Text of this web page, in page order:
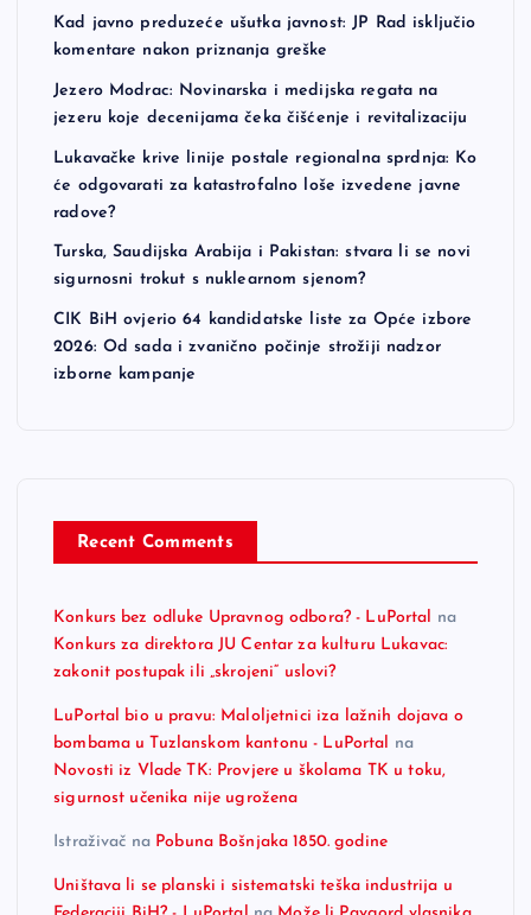
i
n
a
i
o
Kad javno preduzeće ušutka javnost: JP Rad isključio
komentare nakon priznanja greške
Jezero Modrac: Novinarska i medijska regata na
jezeru koje decenijama čeka čišćenje i revitalizaciju
Lukavačke krive linije postale regionalna sprdnja: Ko
će odgovarati za katastrofalno loše izvedene javne
radove?
Turska, Saudijska Arabija i Pakistan: stvara li se novi
sigurnosni trokut s nuklearnom sjenom?
CIK BiH ovjerio 64 kandidatske liste za Opće izbore
2026: Od sada i zvanično počinje strožiji nadzor
izborne kampanje
Recent Comments
Konkurs bez odluke Upravnog odbora? - LuPortal
na
Konkurs za direktora JU Centar za kulturu Lukavac:
zakonit postupak ili „skrojeni“ uslovi?
LuPortal bio u pravu: Maloljetnici iza lažnih dojava o
bombama u Tuzlanskom kantonu - LuPortal
na
Novosti iz Vlade TK: Provjere u školama TK u toku,
sigurnost učenika nije ugrožena
Istraživač na Pobuna Bošnjaka 1850. godine
Uništava li se planski i sistematski teška industrija u